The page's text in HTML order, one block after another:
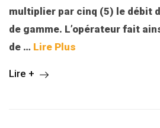
multiplier par cinq (5) le débit
de gamme. L’opérateur fait
de … Lire Plus
Lire +